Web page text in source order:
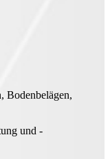
Bodenbelägen,
und -